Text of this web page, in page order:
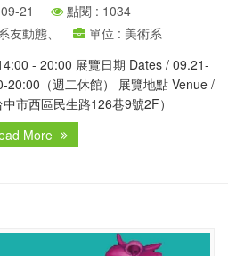
21
點閱 : 1034
動態、
單位 : 美術系
- 20:00 展覽日期 Dates / 09.21-
20:00（週二休館） 展覽地點 Venue /
市西區民生路126巷9號2F）
More